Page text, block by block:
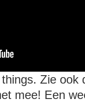
Zie ook
mee! Een